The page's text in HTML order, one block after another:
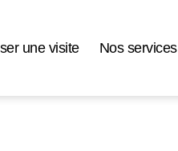
une visite Nos services